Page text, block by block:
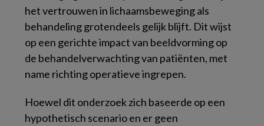
het vertrouwen in lichaamsbeweging als
behandeling grotendeels gelijk blijft. Dit wijst
op een gerichte impact van beeldvorming op
de behandelverwachting van patiënten, met
name richting operatieve ingrepen.
Hoewel dit onderzoek zich baseerde op een
hypothetisch scenario en er geen